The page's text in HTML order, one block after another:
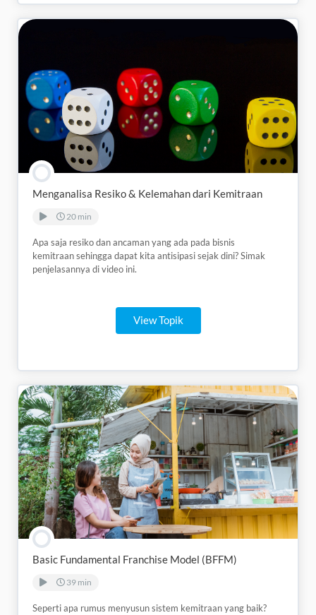
Menganalisa Resiko & Kelemahan dari Kemitraan
20 min
Apa saja resiko dan ancaman yang ada pada bisnis
kemitraan sehingga dapat kita antisipasi sejak dini? Simak
penjelasannya di video ini.
View Topik
Basic Fundamental Franchise Model (BFFM)
39 min
Seperti apa rumus menyusun sistem kemitraan yang baik?